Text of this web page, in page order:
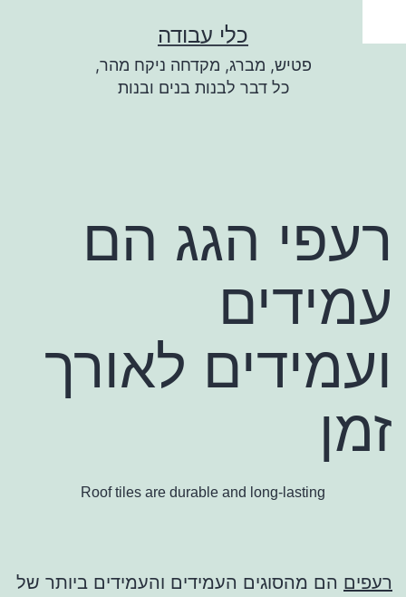
לתוכן
כלי עבודה
פטיש, מברג, מקדחה ניקח מהר,
כל דבר לבנות בנים ובנות
רעפי הגג הם
עמידים
ועמידים לאורך
זמן
Roof tiles are durable and long-lasting
רעפים הם מהסוגים העמידים והעמידים ביותר של